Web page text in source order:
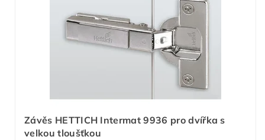
Závěs HETTICH Intermat 9936 pro dvířka s
velkou tloušťkou